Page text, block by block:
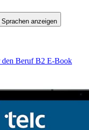
anzeigen
den Beruf B2 E-Book